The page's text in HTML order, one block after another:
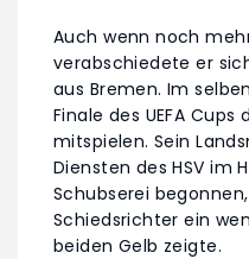
Auch wenn noch
verabschiedete er
aus Bremen. Im
Finale des UEFA
mitspielen. Sein
Diensten des HSV im
Schubserei
Schiedsrichter ein
beiden Gelb zeigte.